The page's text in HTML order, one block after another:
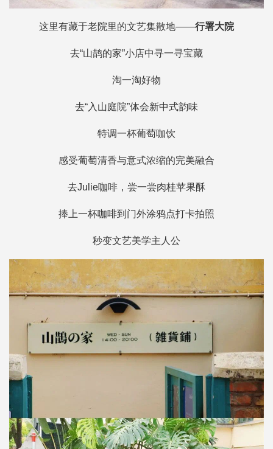
这里有藏于老院里的文艺集散地——行署大院
去“山鹊的家”小店中寻一寻宝藏
淘一淘好物
去“入山庭院”体会新中式韵味
特调一杯葡萄咖饮
感受葡萄清香与意式浓缩的完美融合
去Julie咖啡，尝一尝肉桂苹果酥
捧上一杯咖啡到门外涂鸦点打卡拍照
秒变文艺美学主人公